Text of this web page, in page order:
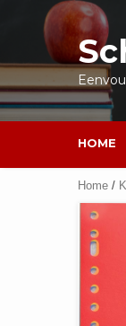
inhoud
HOME
Home /